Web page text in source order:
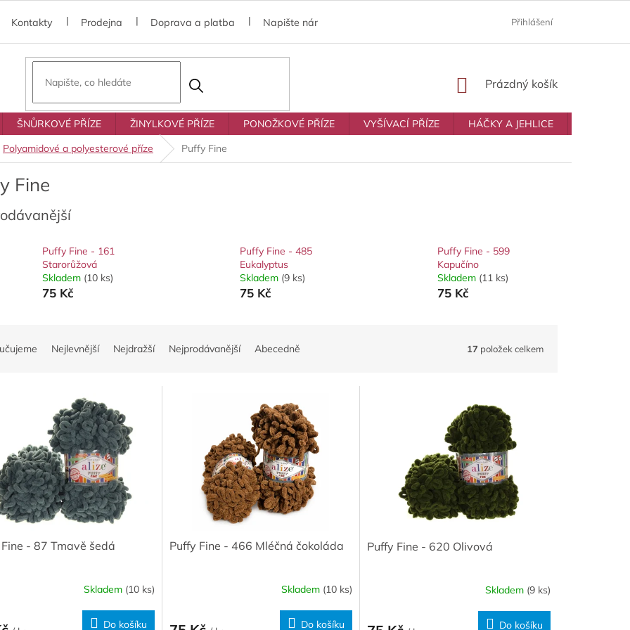
Kontakty Prodejna Doprava a platba Napište nám Prodávané značky
Přihlášení
NÁKUPNÍ
Prázdný košík
ŠNŮRKOVÉ PŘÍZE ŽINYLKOVÉ PŘÍZE PONOŽKOVÉ PŘÍZE VYŠÍVACÍ PŘÍZE HÁČKY A JEHLICE
Polyamidové a polyesterové příze Puffy Fine
Fine
Puffy Fine - 161
Starorůžová
Skladem (10 ks)
75 Kč
Puffy Fine - 485
Eukalyptus
Skladem (9 ks)
75 Kč
Puffy Fine - 599
Kapučíno
Skladem (11 ks)
75 Kč
Nejlevnější Nejdražší Nejprodávanější Abecedně 17 položek celkem
- 87 Tmavě šedá
Skladem (10 ks)
Do košíku
Puffy Fine - 466 Mléčná čokoláda
Skladem (10 ks)
Do košíku
Puffy Fine - 620 Olivová
Skladem (9 ks)
Do košíku